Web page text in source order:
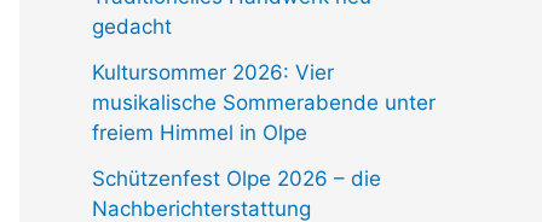
gedacht
Kultursommer 2026: Vier
musikalische Sommerabende unter
freiem Himmel in Olpe
Schützenfest Olpe 2026 – die
Nachberichterstattung